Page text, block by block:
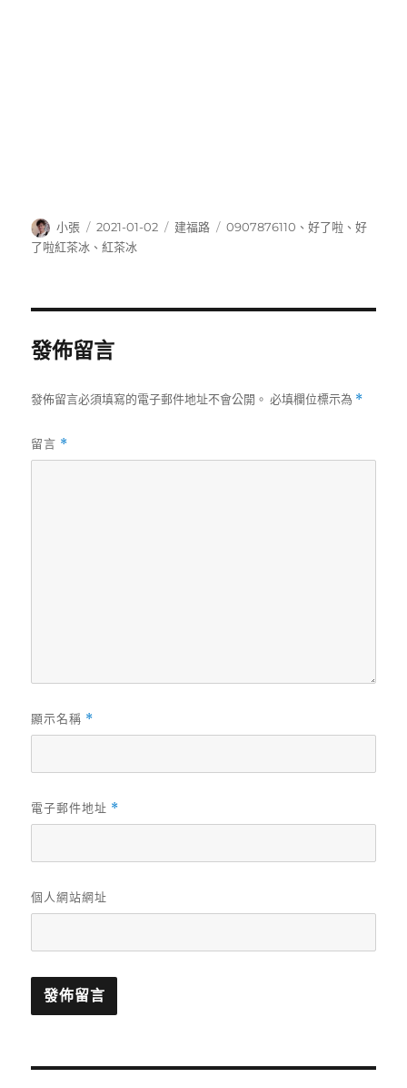
作
者
小張
發
佈
2021-01-02
分
建福路
標
0907876110 、好了啦 、好
了啦紅茶冰 、紅茶冰
發佈留言
發佈留言必須填寫的電子郵件地址不會公開。 必填欄位標示為 *
留言 *
顯示名稱 *
電子郵件地址 *
個人網站網址